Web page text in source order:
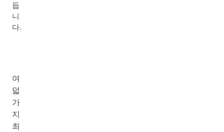
듭
니
다.
여
덟
가
지
최